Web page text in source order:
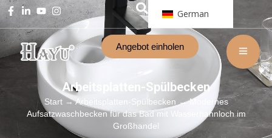
German
Angebot einholen
Arbeitsplatten-Spülbecken
Start→Arbeitsplatten-Spülbecken → Modernes
Aufsatzwaschbecken für das Bad mit Wasserhahnloch im
Großhandel